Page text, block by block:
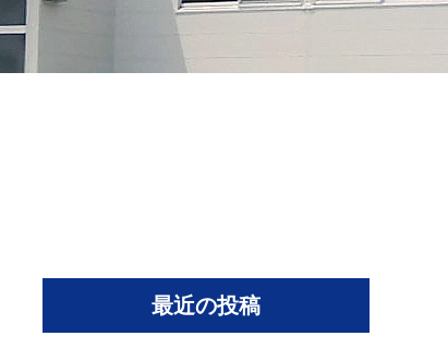
最近の投稿